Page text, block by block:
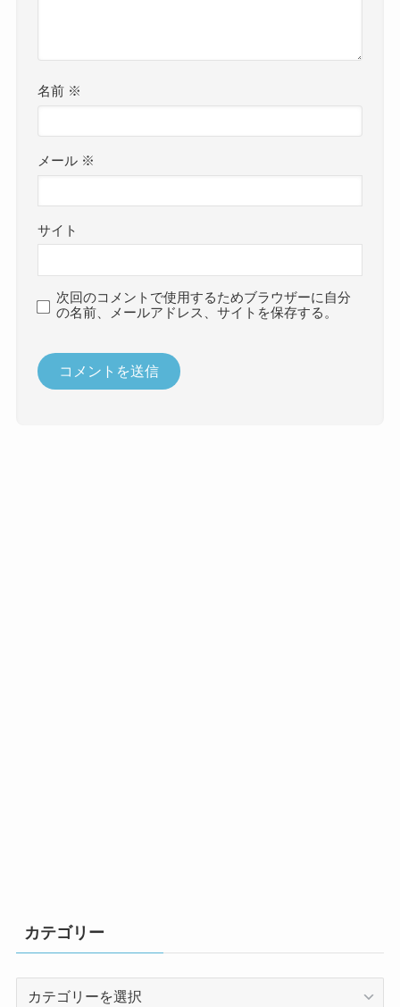
名前 ※
メール ※
サイト
次回のコメントで使用するためブラウザーに自分
の名前、メールアドレス、サイトを保存する。
カテゴリー